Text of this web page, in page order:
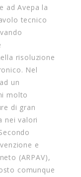
ad Avepa la
tecnico
risoluzione
Nel
un
molto
di gran
nei valori
e
(ARPAV),
comunque